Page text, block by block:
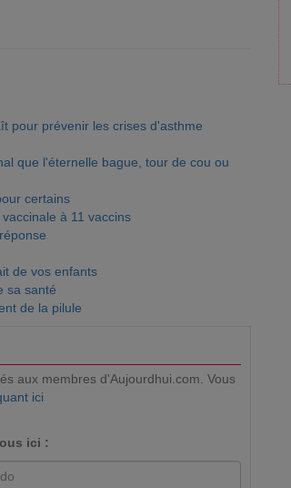
pour prévenir les crises d'asthme
que l'éternelle bague, tour de cou ou
certains
à 11 vaccins
de vos enfants
sa santé
de la pilule
aux membres d'Aujourdhui.com. Vous
ici
ici :